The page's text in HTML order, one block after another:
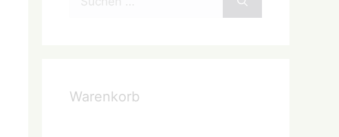
Warenkorb